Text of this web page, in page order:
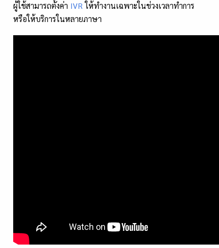
ผู้ใช้สามารถตั้งค่า IVRให้ทำงานเฉพาะในช่วงเวลาทำการ
หรือให้บริการในหลายภาษา